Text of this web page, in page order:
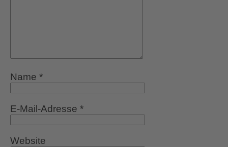
Name *
E-Mail-Adresse *
Website